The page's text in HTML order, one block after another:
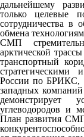
дальнейшему
только целевые
сотрудничества в
обмена
СМП
арктической
транспортный
стратегическими
России по БРИКС,
западных
демонстрирует
углеводородов и
План развития